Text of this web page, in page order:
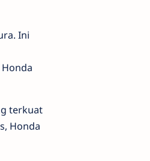
Ini
terkuat
Honda